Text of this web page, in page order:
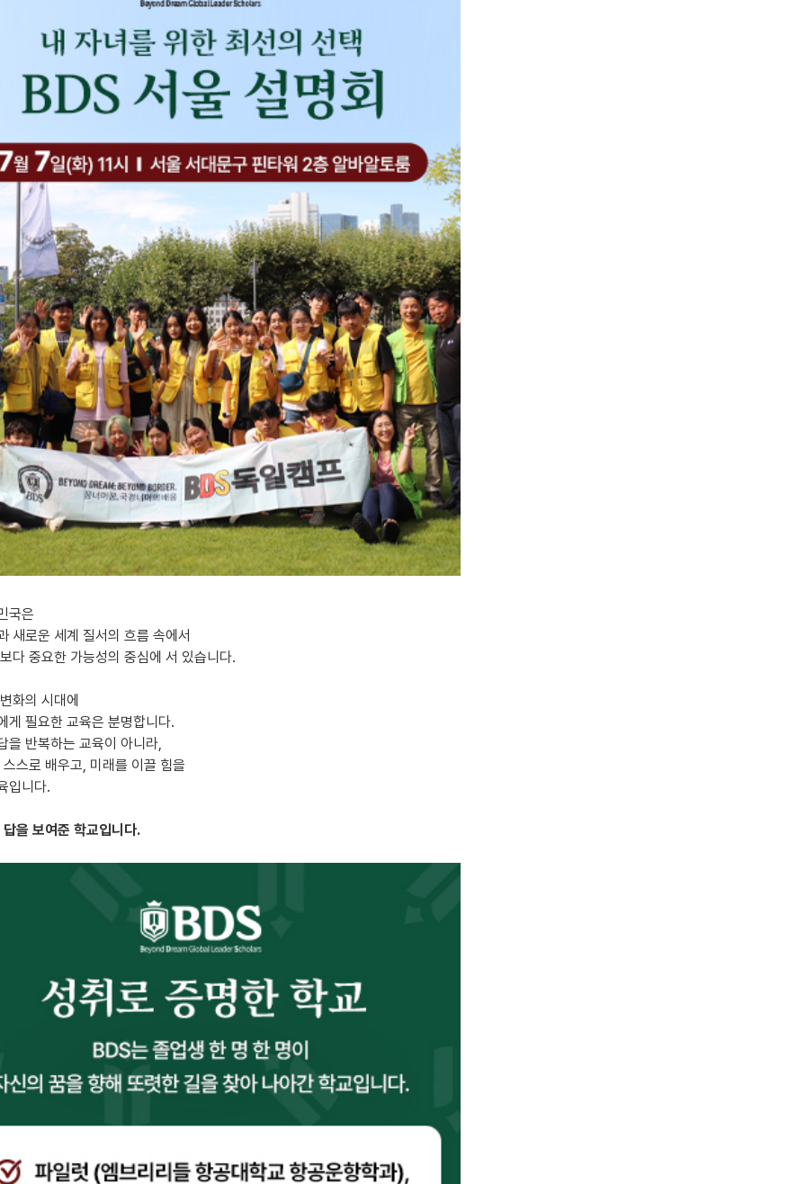
국은
새로운 세계 질서의 흐름 속에서
다 중요한 가능성의 중심에 서 있습니다.
화의 시대에
게 필요한 교육은 분명합니다.
을 반복하는 교육이 아니라,
스로 배우고, 미래를 이끌 힘을
입니다.
을 보여준 학교입니다.